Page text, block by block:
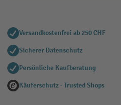
Versandkostenfrei ab 250 CHF
Sicherer Datenschutz
Persönliche Kaufberatung
Käuferschutz - Trusted Shops